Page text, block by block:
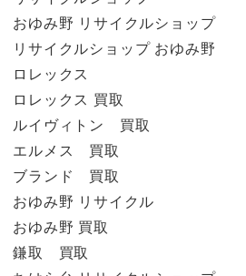
おゆみ野 リサイクルショップ
リサイクルショップ おゆみ野
ロレックス
ロレックス 買取
ルイヴィトン 買取
エルメス 買取
ブランド 買取
おゆみ野 リサイクル
おゆみ野 買取
鎌取 買取